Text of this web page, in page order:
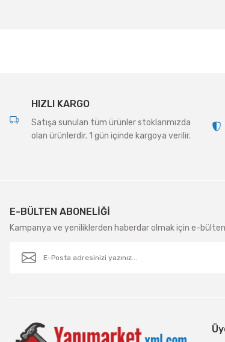
HIZLI KARGO
Satışa sunulan tüm ürünler stoklarımızda
olan ürünlerdir. 1 gün içinde kargoya verilir.
E-BÜLTEN ABONELİĞİ
Kampanya ve yeniliklerden haberdar olmak için e-